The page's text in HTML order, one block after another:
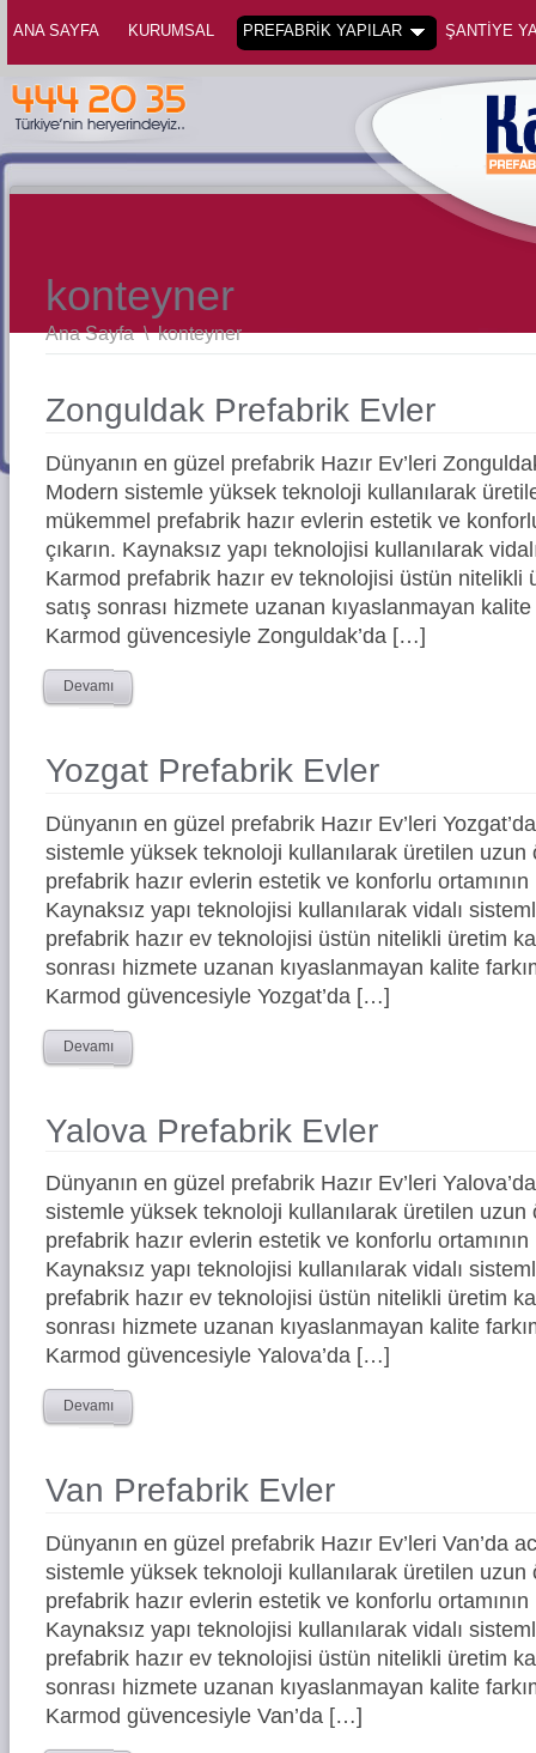
ANA SAYFA KURUMSAL PREFABRİK YAPILAR ŞANTİYE
konteyner
Ana Sayfa \konteyner
Zonguldak Prefabrik Evler
Dünyanın en güzel prefabrik Hazır Ev’leri
Modern sistemle yüksek teknoloji kullanılarak
mükemmel prefabrik hazır evlerin estetik ve
çıkarın. Kaynaksız yapı teknolojisi kullanılarak
Karmod prefabrik hazır ev teknolojisi üstün nitelikli
satış sonrası hizmete uzanan kıyaslanmayan kalite
Karmod güvencesiyle Zonguldak’da […]
Devamı
Yozgat Prefabrik Evler
Dünyanın en güzel prefabrik Hazır Ev’leri
sistemle yüksek teknoloji kullanılarak üretilen
prefabrik hazır evlerin estetik ve konforlu ortamının
Kaynaksız yapı teknolojisi kullanılarak vidalı
prefabrik hazır ev teknolojisi üstün nitelikli üretim
sonrası hizmete uzanan kıyaslanmayan kalite
Karmod güvencesiyle Yozgat’da […]
Devamı
Yalova Prefabrik Evler
Dünyanın en güzel prefabrik Hazır Ev’leri
sistemle yüksek teknoloji kullanılarak üretilen
prefabrik hazır evlerin estetik ve konforlu ortamının
Kaynaksız yapı teknolojisi kullanılarak vidalı
prefabrik hazır ev teknolojisi üstün nitelikli üretim
sonrası hizmete uzanan kıyaslanmayan kalite
Karmod güvencesiyle Yalova’da […]
Devamı
Van Prefabrik Evler
Dünyanın en güzel prefabrik Hazır Ev’leri Van’da
sistemle yüksek teknoloji kullanılarak üretilen
prefabrik hazır evlerin estetik ve konforlu ortamının
Kaynaksız yapı teknolojisi kullanılarak vidalı
prefabrik hazır ev teknolojisi üstün nitelikli üretim
sonrası hizmete uzanan kıyaslanmayan kalite
Karmod güvencesiyle Van’da […]